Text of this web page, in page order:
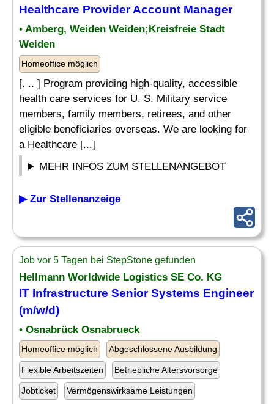
Healthcare Provider Account Manager
• Amberg, Weiden Weiden;Kreisfreie Stadt
Weiden
Homeoffice möglich
[. .. ] Program providing high-quality, accessible
health care services for U. S. Military service
members, family members, retirees, and other
eligible beneficiaries overseas. We are looking for
a Healthcare [...]
MEHR INFOS ZUM STELLENANGEBOT
▶ Zur Stellenanzeige
Job vor 5 Tagen bei StepStone gefunden
Hellmann Worldwide Logistics SE Co. KG
IT Infrastructure SeniorSystems Engineer
(m/w/d)
• Osnabrück Osnabrueck
Homeoffice möglich Abgeschlossene Ausbildung
Flexible Arbeitszeiten Betriebliche Altersvorsorge
Jobticket Vermögenswirksame Leistungen